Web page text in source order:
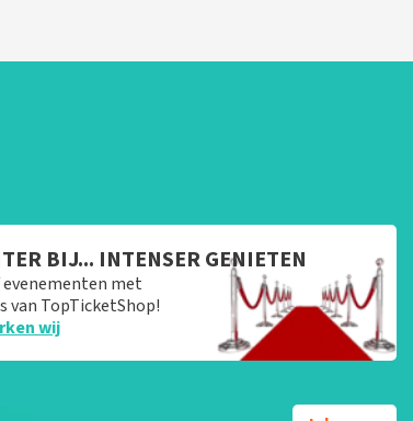
BIJ... INTENSER GENIETEN
evenementen met
van TopTicketShop!
wij